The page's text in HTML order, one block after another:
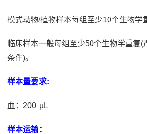
模式动物/植物样本每组至少10个生物学
临床样本一般每组至少50个生物学重复(
条件)。
样本量要求:
血：200 µL
样本运输：